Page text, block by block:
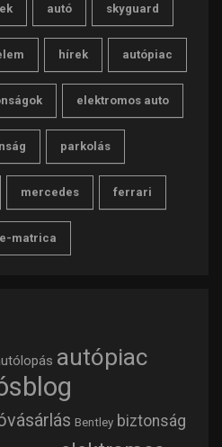
autó skyguard
hírek autópiac
elektromos auto
parkolás
mercedes ferrari
e-matrica
autópiac
Bentley biztonság